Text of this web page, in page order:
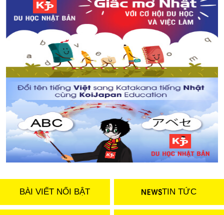
Mối liên hệ giữa World Cup và việc sử dụng nước tại
Nhật Bản
Choáng ngợp trước những chiếc cổng đỏ của đền thờ
Motonosumi Inari, Yamaguchi
BÀI VIẾT NỔI BẬT TIN TỨC